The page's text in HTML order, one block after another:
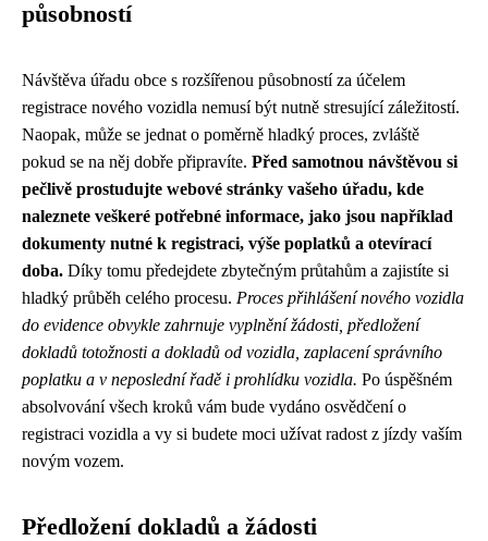
působností
Návštěva úřadu obce s rozšířenou působností za účelem
registrace nového vozidla nemusí být nutně stresující záležitostí.
Naopak, může se jednat o poměrně hladký proces, zvláště
pokud se na něj dobře připravíte. Před samotnou návštěvou si
pečlivě prostudujte webové stránky vašeho úřadu, kde
naleznete veškeré potřebné informace, jako jsou například
dokumenty nutné k registraci, výše poplatků a otevírací
doba. Díky tomu předejdete zbytečným průtahům a zajistíte si
hladký průběh celého procesu. Proces přihlášení nového vozidla
do evidence obvykle zahrnuje vyplnění žádosti, předložení
dokladů totožnosti a dokladů od vozidla, zaplacení správního
poplatku a v neposlední řadě i prohlídku vozidla. Po úspěšném
absolvování všech kroků vám bude vydáno osvědčení o
registraci vozidla a vy si budete moci užívat radost z jízdy vaším
novým vozem.
Předložení dokladů a žádosti